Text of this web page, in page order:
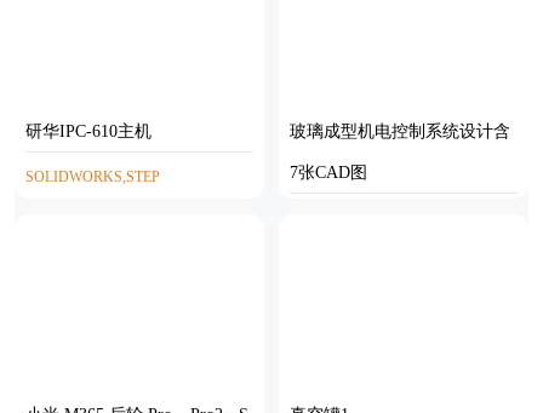
研华IPC-610主机
SOLIDWORKS,STEP
玻璃成型机电控制系统设计含
7张CAD图